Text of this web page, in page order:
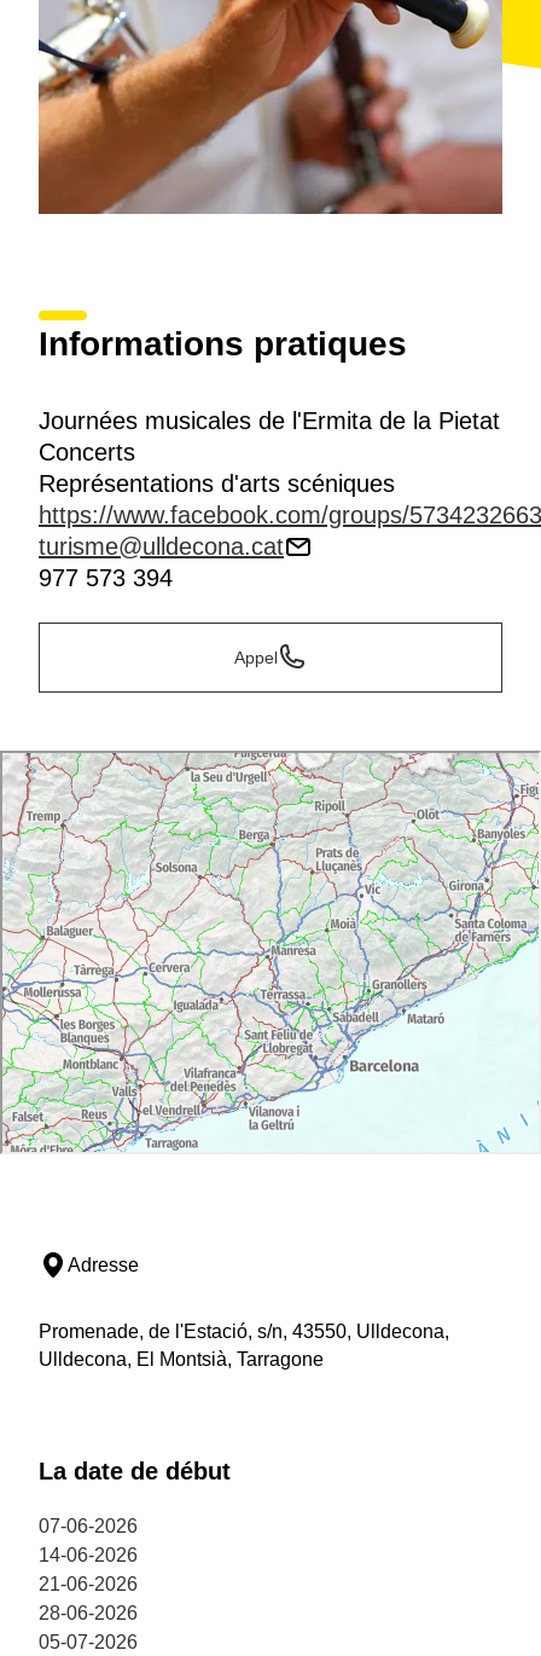
Informations pratiques
Journées musicales de l'Ermita de la Pietat
Concerts
Représentations d'arts scéniques
https://www.facebook.com/groups/
turisme@ulldecona.cat
977 573 394
Appel
Adresse
Promenade, de l'Estació, s/n, 43550, Ulldecona,
Ulldecona, El Montsià, Tarragone
La date de début
07-06-2026
14-06-2026
21-06-2026
28-06-2026
05-07-2026